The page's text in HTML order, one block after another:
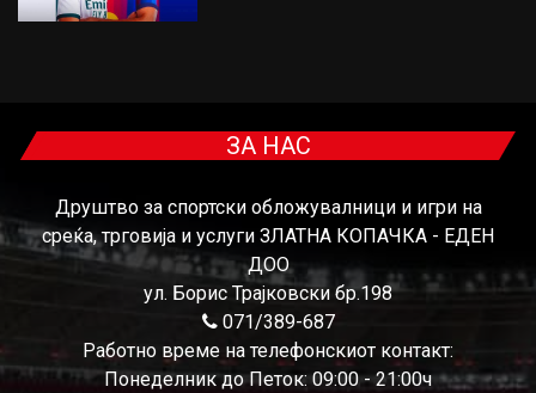
ЗА НАС
Друштво за спортски обложувалници и игри на
среќа, трговија и услуги ЗЛАТНА КОПАЧКА - ЕДЕН
ДОО
ул. Борис Трајковски бр.198
071/389-687
Работно време на телефонскиот контакт:
Понеделник до Петок: 09:00 - 21:00ч